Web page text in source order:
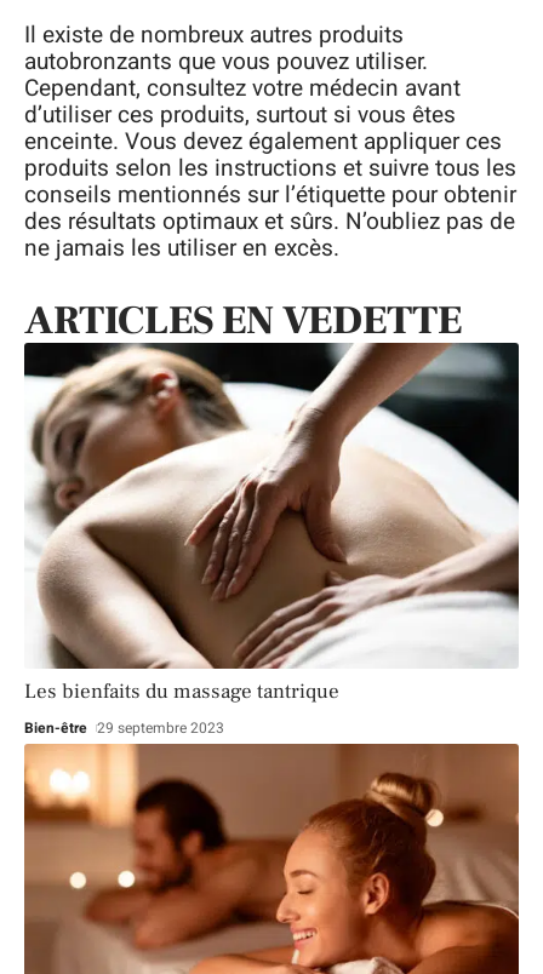
Il existe de nombreux autres produits
autobronzants que vous pouvez utiliser.
Cependant, consultez votre médecin avant
d’utiliser ces produits, surtout si vous êtes
enceinte. Vous devez également appliquer ces
produits selon les instructions et suivre tous les
conseils mentionnés sur l’étiquette pour obtenir
des résultats optimaux et sûrs. N’oubliez pas de
ne jamais les utiliser en excès.
ARTICLES EN VEDETTE
Les bienfaits du massage tantrique
Bien-être 29 septembre 2023